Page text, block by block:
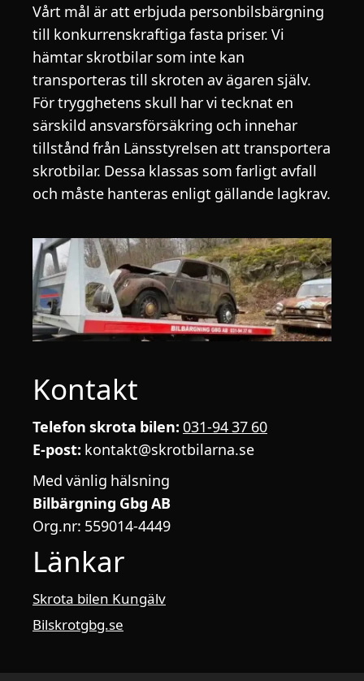
Vårt mål är att erbjuda personbilsbärgning
till konkurrenskraftiga fasta priser. Vi
hämtar skrotbilar som inte kan
transporteras till skroten av ägaren själv.
För trygghetens skull har vi tecknat en
särskild ansvarsförsäkring och innehar
tillstånd från Länsstyrelsen att transportera
skrotbilar. Dessa klassas som farligt avfall
och måste hanteras enligt gällande lagkrav.
Kontakt
Telefon skrota bilen: 031-94 37 60
E-post: kontakt@skrotbilarna.se
Med vänlig hälsning
Bilbärgning Gbg AB
Org.nr: 559014-4449
Länkar
Skrota bilen Kungälv
Bilskrotgbg.se